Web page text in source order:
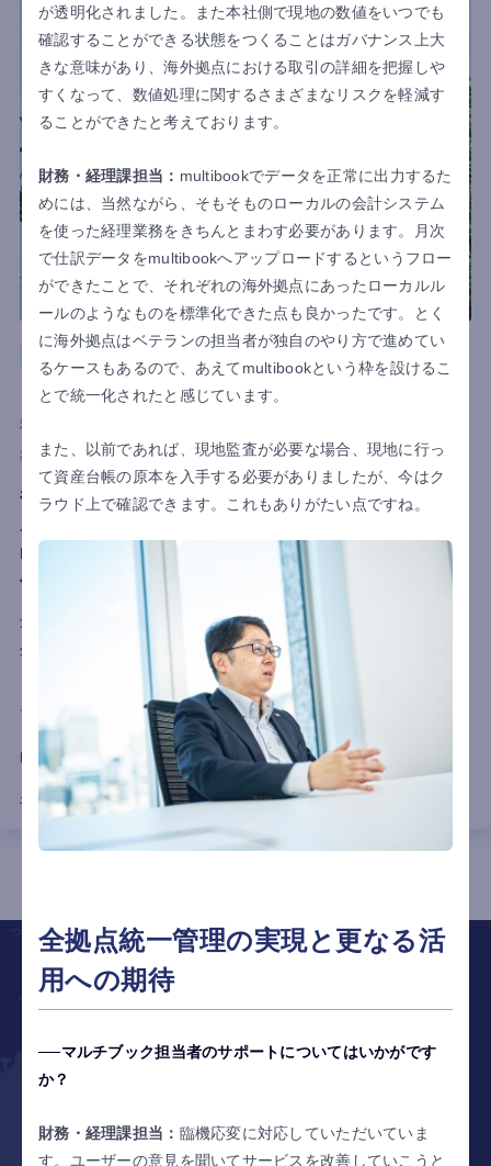
株式会社明成商会
利用国
導入目的 業務負担軽減 内部統制強化
表計算ソフトによる管理から脱却し、海外拠点の
multibook「見える化プラン」導入で、業務効率
化と内部統制強化を同時に実現
創業90年以上の歴史を持つ商社である株式会社明成商会は、海
外拠点の会計管理効率化と内部統制強化を目的に、multibookの
「見える化プラン」を導入。既存ERPを活かした連携により、
月次決算業務の標準化・自動化を実現し、作業時間を最大3営業
日短縮。本社経理部門の業務負担軽減や、現地の会計管理の透
明化により、内部統制強化を実現しました。
インタビュー詳細はこちら
が透明化されました。また本社側で現地の数値をいつでも
確認することができる状態をつくることはガバナンス上大
きな意味があり、海外拠点における取引の詳細を把握しや
すくなって、数値処理に関するさまざまなリスクを軽減す
ることができたと考えております。
財務・経理課担当： multibookでデータを正常に出力するた
めには、当然ながら、そもそものローカルの会計システム
を使った経理業務をきちんとまわす必要があります。月次
で仕訳データをmultibookへアップロードするというフロー
ができたことで、それぞれの海外拠点にあったローカルル
ールのようなものを標準化できた点も良かったです。とく
に海外拠点はベテランの担当者が独自のやり方で進めてい
るケースもあるので、あえてmultibookという枠を設けるこ
とで統一化されたと感じています。
また、以前であれば、現地監査が必要な場合、現地に行っ
て資産台帳の原本を入手する必要がありましたが、今はク
ラウド上で確認できます。これもありがたい点ですね。
全拠点統一管理の実現と更なる活
用への期待
マルチブック担当者のサポートについてはいかがです
か？
財務・経理課担当： 臨機応変に対応していただいていま
す。ユーザーの意見を聞いてサービスを改善していこうと
で
見積もり依頼 /お問い合わせはこちら